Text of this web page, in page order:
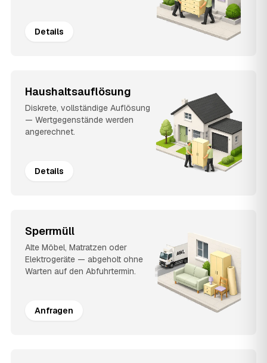
Details
Haushaltsauflösung
Diskrete, vollständige Auflösung
— Wertgegenstände werden
angerechnet.
Details
Sperrmüll
Alte Möbel, Matratzen oder
Elektrogeräte — abgeholt ohne
Warten auf den Abfuhrtermin.
Anfragen